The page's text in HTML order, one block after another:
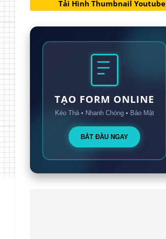
Tải Hình Thumbnail Youtube
TẠO FORM ONLINE
Kéo Thả • Nhanh Chóng • Bảo Mật
BẮT ĐẦU NGAY